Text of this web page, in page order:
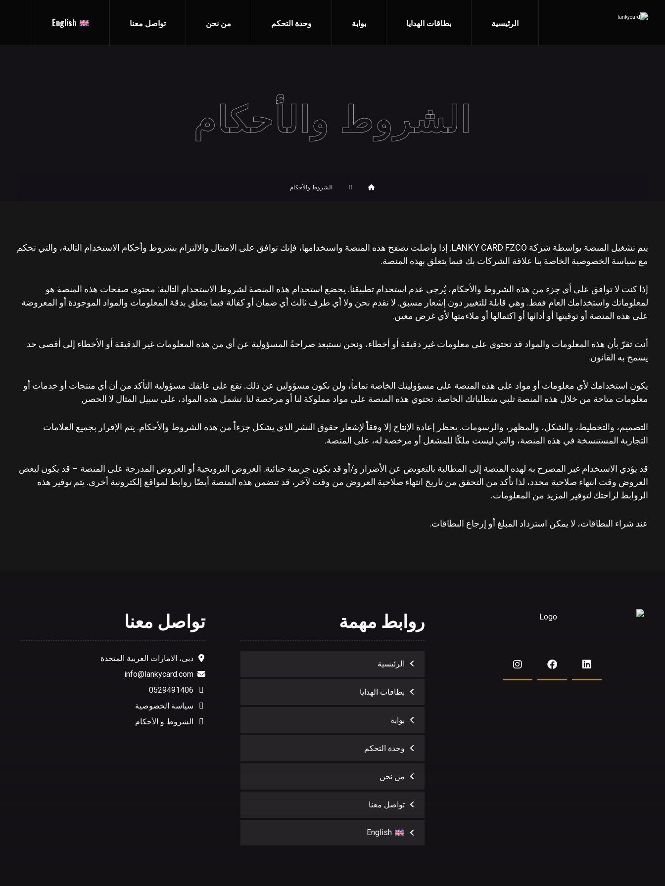
الرئيسية بطاقات الهدايا بوابة وحدة التحكم من نحن تواصل معنا English
الشروط والأحكام
الشروط والأحكام
يتم تشغيل المنصة بواسطة شركة LANKY CARD FZCO. إذا واصلت تصفح هذه المنصة واستخدامها، فإنك توافق على الامتثال والالتزام بشروط وأحكام الاستخدام التالية، والتي تحكم
مع سياسة الخصوصية الخاصة بنا علاقة الشركات بك فيما يتعلق بهذه المنصة.
إذا كنت لا توافق على أي جزء من هذه الشروط والأحكام، يُرجى عدم استخدام تطبيقنا. يخضع استخدام هذه المنصة لشروط الاستخدام التالية: محتوى صفحات هذه المنصة هو
لمعلوماتك واستخدامك العام فقط. وهي قابلة للتغيير دون إشعار مسبق. لا نقدم نحن ولا أي طرف ثالث أي ضمان أو كفالة فيما يتعلق بدقة المعلومات والمواد الموجودة أو المعروضة
على هذه المنصة أو توقيتها أو أدائها أو اكتمالها أو ملاءمتها لأي غرض معين.
أنت تقرّ بأن هذه المعلومات والمواد قد تحتوي على معلومات غير دقيقة أو أخطاء، ونحن نستبعد صراحةً المسؤولية عن أي من هذه المعلومات غير الدقيقة أو الأخطاء إلى أقصى حد
يسمح به القانون.
يكون استخدامك لأي معلومات أو مواد على هذه المنصة على مسؤوليتك الخاصة تماماً، ولن نكون مسؤولين عن ذلك. تقع على عاتقك مسؤولية التأكد من أن أي منتجات أو خدمات أو
معلومات متاحة من خلال هذه المنصة تلبي متطلباتك الخاصة. تحتوي هذه المنصة على مواد مملوكة لنا أو مرخصة لنا. تشمل هذه المواد، على سبيل المثال لا الحصر,
التصميم، والتخطيط، والشكل، والمظهر، والرسومات. يحظر إعادة الإنتاج إلا وفقاً لإشعار حقوق النشر الذي يشكل جزءاً من هذه الشروط والأحكام. يتم الإقرار بجميع العلامات
التجارية المستنسخة في هذه المنصة، والتي ليست ملكًا للمشغل أو مرخصة له، على المنصة.
قد يؤدي الاستخدام غير المصرح به لهذه المنصة إلى المطالبة بالتعويض عن الأضرار و/أو قد يكون جريمة جنائية. العروض الترويجية أو العروض المدرجة على المنصة – قد يكون لبعض
العروض وقت انتهاء صلاحية محدد، لذا تأكد من التحقق من تاريخ انتهاء صلاحية العروض من وقت لآخر، قد تتضمن هذه المنصة أيضًا روابط لمواقع إلكترونية أخرى. يتم توفير هذه
الروابط لراحتك لتوفير المزيد من المعلومات.
عند شراء البطاقات، لا يمكن استرداد المبلغ أو إرجاع البطاقات.
روابط مهمة
الرئيسية
بطاقات الهدايا
بوابة
وحدة التحكم
من نحن
تواصل معنا
English
تواصل معنا
دبى، الامارات العربية المتحدة
info@lankycard.com
0529491406
سياسة الخصوصية
الشروط و الأحكام